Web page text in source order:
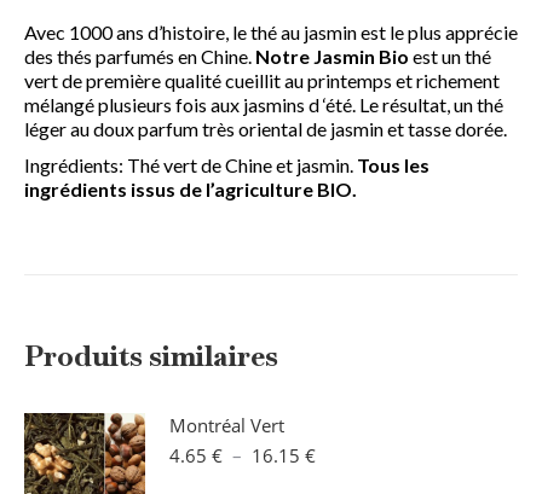
Avec 1000 ans d’histoire, le thé au jasmin est le plus apprécie
des thés parfumés en Chine. Notre Jasmin Bio est un thé
vert de première qualité cueillit au printemps et richement
mélangé plusieurs fois aux jasmins d ‘été. Le résultat, un thé
léger au doux parfum très oriental de jasmin et tasse dorée.
Ingrédients: Thé vert de Chine et jasmin. Tous les
ingrédients issus de l’agriculture BIO.
Produits similaires
Montréal Vert
4.65 € – 16.15 €Plage